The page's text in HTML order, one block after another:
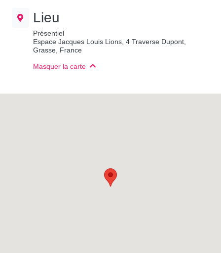
Lieu
Présentiel
Espace Jacques Louis Lions, 4 Traverse Dupont,
Grasse, France
Masquer la carte